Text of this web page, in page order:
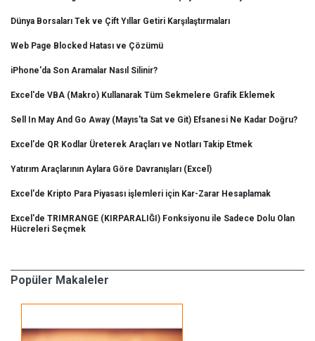
Dünya Borsaları Tek ve Çift Yıllar Getiri Karşılaştırmaları
Web Page Blocked Hatası ve Çözümü
iPhone'da Son Aramalar Nasıl Silinir?
Excel'de VBA (Makro) Kullanarak Tüm Sekmelere Grafik Eklemek
Sell In May And Go Away (Mayıs'ta Sat ve Git) Efsanesi Ne Kadar Doğru?
Excel'de QR Kodlar Üreterek Araçları ve Notları Takip Etmek
Yatırım Araçlarının Aylara Göre Davranışları (Excel)
Excel'de Kripto Para Piyasası işlemleri için Kar-Zarar Hesaplamak
Excel'de TRIMRANGE (KIRPARALIĞI) Fonksiyonu ile Sadece Dolu Olan
Hücreleri Seçmek
Popüler Makaleler